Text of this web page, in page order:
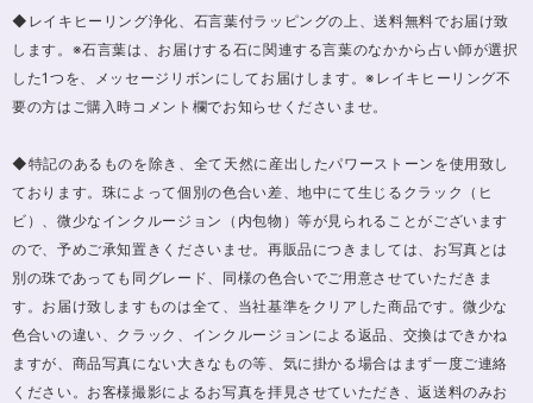
◆レイキヒーリング浄化、石言葉付ラッピングの上、送料無料でお届け致
します。※石言葉は、お届けする石に関連する言葉のなかから占い師が選択
した1つを、メッセージリボンにしてお届けします。※レイキヒーリング不
要の方はご購入時コメント欄でお知らせくださいませ。
◆特記のあるものを除き、全て天然に産出したパワーストーンを使用致し
ております。珠によって個別の色合い差、地中にて生じるクラック（ヒ
ビ）、微少なインクルージョン（内包物）等が見られることがございます
ので、予めご承知置きくださいませ。再販品につきましては、お写真とは
別の珠であっても同グレード、同様の色合いでご用意させていただきま
す。お届け致しますものは全て、当社基準をクリアした商品です。微少な
色合いの違い、クラック、インクルージョンによる返品、交換はできかね
ますが、商品写真にない大きなもの等、気に掛かる場合はまず一度ご連絡
ください。お客様撮影によるお写真を拝見させていただき、返送料のみお